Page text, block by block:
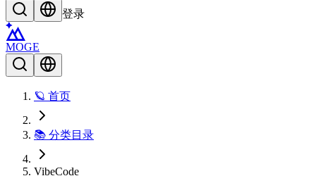
登录
MOGE
🪐 首页
📚 分类目录
VibeCode